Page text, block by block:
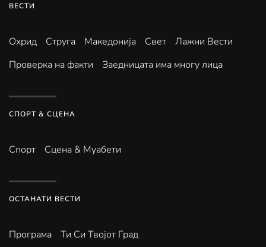
ВЕСТИ
Охрид Струга Македонија Свет
Лажни Вести
Проверка на факти
Заедницата има многу лица
СПОРТ & СЦЕНА
Спорт Сцена & Муабети
ОСТАНАТИ ВЕСТИ
Програма Ти Си Твојот Град